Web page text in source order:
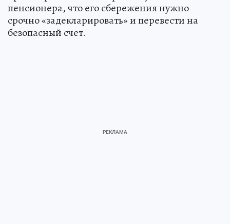
пенсионера, что его сбережения нужно
срочно «задекларировать» и перевести на
безопасный счет.